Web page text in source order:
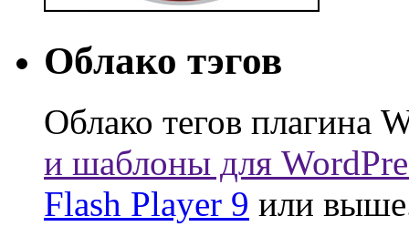
Облако тэгов
Облако тегов плагина
и шаблоны для
Flash Player 9 или